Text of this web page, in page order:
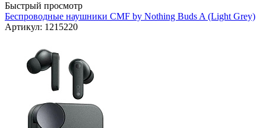
Быстрый просмотр
Беспроводные наушники CMF by Nothing Buds A (Light Grey)
Артикул: 1215220